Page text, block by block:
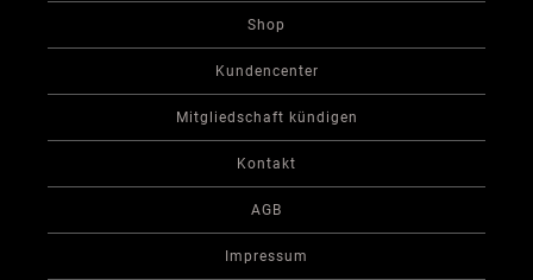
Shop
Kundencenter
Mitgliedschaft kündigen
Kontakt
AGB
Impressum